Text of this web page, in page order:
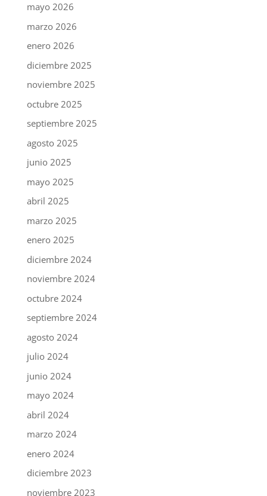
mayo 2026
marzo 2026
enero 2026
diciembre 2025
noviembre 2025
octubre 2025
septiembre 2025
agosto 2025
junio 2025
mayo 2025
abril 2025
marzo 2025
enero 2025
diciembre 2024
noviembre 2024
octubre 2024
septiembre 2024
agosto 2024
julio 2024
junio 2024
mayo 2024
abril 2024
marzo 2024
enero 2024
diciembre 2023
noviembre 2023